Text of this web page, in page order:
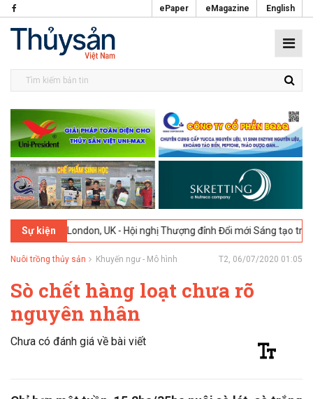
ePaper eMagazine English
Sự kiện
London, UK - Hội nghị Thượng đỉnh Đổi mới Sáng tạo trong
Nuôi trồng thủy sản Khuyến ngư - Mô hình T2, 06/07/2020 01:05
Sò chết hàng loạt chưa rõ
nguyên nhân
Chưa có đánh giá về bài viết